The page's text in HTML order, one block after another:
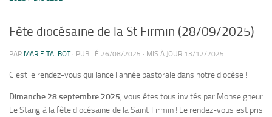
Fête diocésaine de la St Firmin (28/09/2025)
PAR MARIE TALBOT · PUBLIÉ 26/08/2025 · MIS À JOUR 13/12/2025
C’est le rendez-vous qui lance l’année pastorale dans notre diocèse !
Dimanche 28 septembre 2025, vous êtes tous invités par Monseigneur
Le Stang à la fête diocésaine de la Saint Firmin ! Le rendez-vous est pris